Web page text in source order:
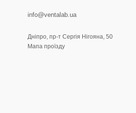
info@ventalab.ua
Дніпро, пр-т Сергія Нігояна, 50
Мапа проїзду